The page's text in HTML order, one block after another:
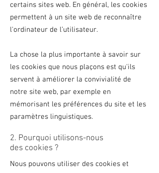
certains sites web. En général, les cookies
permettent à un site web de reconnaître
l'ordinateur de l’utilisateur.
La chose la plus importante à savoir sur
les cookies que nous plaçons est qu'ils
servent à améliorer la convivialité de
notre site web, par exemple en
mémorisant les préférences du site et les
paramètres linguistiques.
2. Pourquoi utilisons-nous
des cookies ?
Nous pouvons utiliser des cookies et